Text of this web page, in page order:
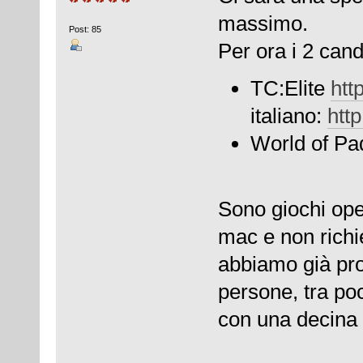
Post: 85
massimo.
Per ora i 2
TC:Elite
italiano:
World of
Sono giochi
mac e non
abbiamo già
persone, tra
con una